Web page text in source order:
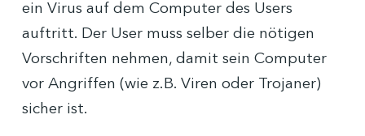
ein Virus auf dem Computer des Users
auftritt. Der User muss selber die nötigen
Vorschriften nehmen, damit sein Computer
vor Angriffen (wie z.B. Viren oder Trojaner)
sicher ist.